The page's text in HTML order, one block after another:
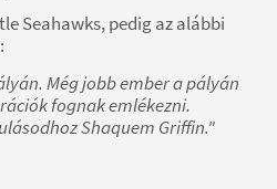
Seahawks, pedig az alábbi
Még jobb ember a pályán
fognak emlékezni.
Shaquem Griffin."